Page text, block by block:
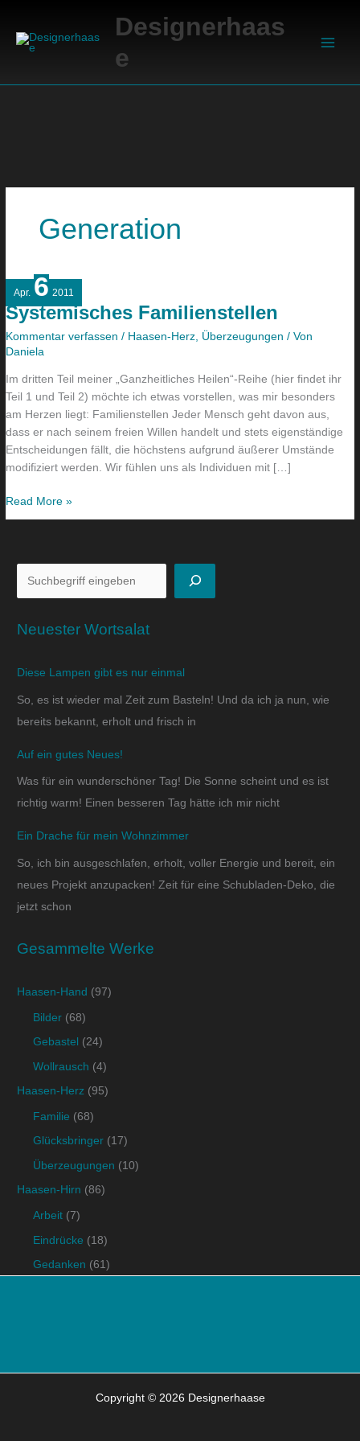
springen
Designerhaas
e
Generation
Apr. 6 2011
Systemisches Familienstellen
Kommentar verfassen / Haasen-Herz, Überzeugungen / Von
Daniela
Im dritten Teil meiner „Ganzheitliches Heilen“-Reihe (hier findet ihr
Teil 1 und Teil 2) möchte ich etwas vorstellen, was mir besonders
am Herzen liegt: Familienstellen Jeder Mensch geht davon aus,
dass er nach seinem freien Willen handelt und stets eigenständige
Entscheidungen fällt, die höchstens aufgrund äußerer Umstände
modifiziert werden. Wir fühlen uns als Individuen mit […]
Systemisches
Familienstellen
Read More »
Neuester Wortsalat
Diese Lampen gibt es nur einmal
So, es ist wieder mal Zeit zum Basteln! Und da ich ja nun, wie
bereits bekannt, erholt und frisch in
Auf ein gutes Neues!
Was für ein wunderschöner Tag! Die Sonne scheint und es ist
richtig warm! Einen besseren Tag hätte ich mir nicht
Ein Drache für mein Wohnzimmer
So, ich bin ausgeschlafen, erholt, voller Energie und bereit, ein
neues Projekt anzupacken! Zeit für eine Schubladen-Deko, die
jetzt schon
Gesammelte Werke
Haasen-Hand (97)
Bilder (68)
Gebastel (24)
Wollrausch (4)
Haasen-Herz (95)
Familie (68)
Glücksbringer (17)
Überzeugungen (10)
Haasen-Hirn (86)
Arbeit (7)
Eindrücke (18)
Gedanken (61)
Copyright © 2026 Designerhaase